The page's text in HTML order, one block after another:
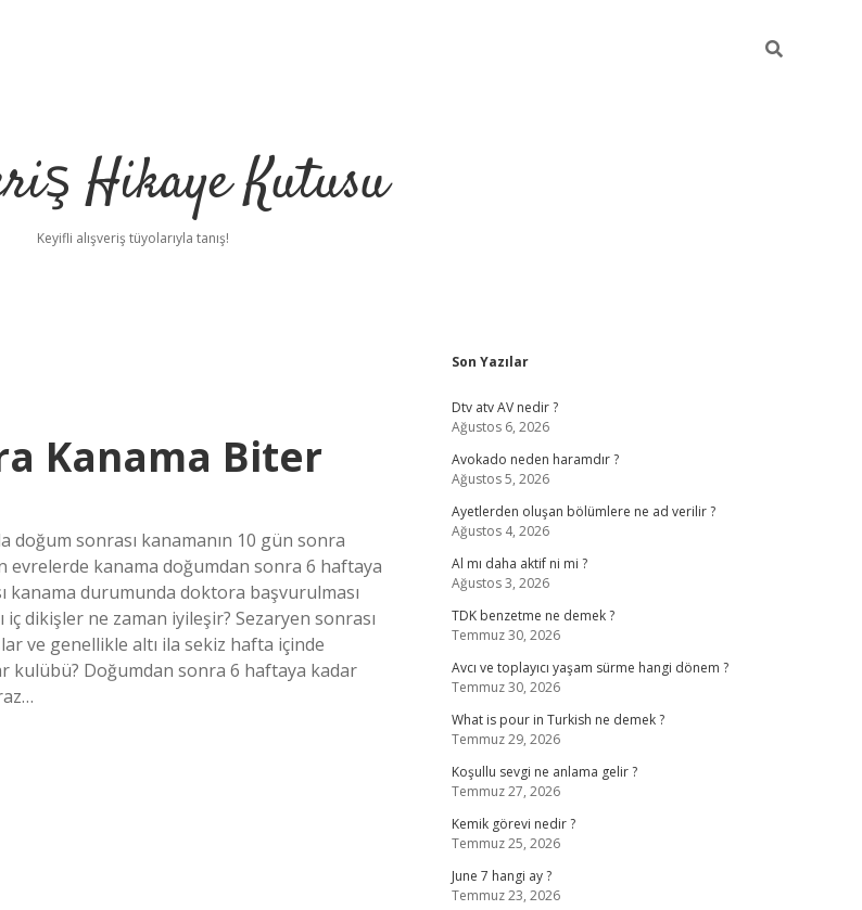
Hikaye Kutusu
Keyifli alışveriş tüyolarıyla tanış!
Kanama Biter
sonrası kanamanın 10 gün sonra
evrelerde kanama doğumdan sonra 6 haftaya
kanama durumunda doktora başvurulması
dikişler ne zaman iyileşir? Sezaryen sonrası
ve genellikle altı ila sekiz hafta içinde
kulübü? Doğumdan sonra 6 haftaya kadar
Sidebar
Son Yazılar
Dtv atv AV nedir ?
Ağustos 6, 2026
Avokado neden haramdır ?
Ağustos 5, 2026
Ayetlerden oluşan bölümlere ne ad verilir ?
Ağustos 4, 2026
Al mı daha aktif ni mi ?
Ağustos 3, 2026
TDK benzetme ne demek ?
Temmuz 30, 2026
Avcı ve toplayıcı yaşam sürme hangi dönem ?
Temmuz 30, 2026
What is pour in Turkish ne demek ?
Temmuz 29, 2026
Koşullu sevgi ne anlama gelir ?
Temmuz 27, 2026
Kemik görevi nedir ?
Temmuz 25, 2026
June 7 hangi ay ?
Temmuz 23, 2026